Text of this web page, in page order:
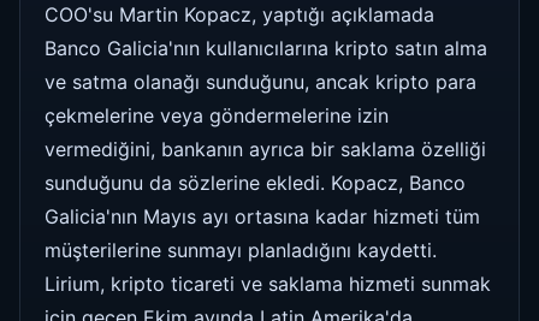
COO'su Martin Kopacz, yaptığı açıklamada
Banco Galicia'nın kullanıcılarına kripto satın alma
ve satma olanağı sunduğunu, ancak kripto para
çekmelerine veya göndermelerine izin
vermediğini, bankanın ayrıca bir saklama özelliği
sunduğunu da sözlerine ekledi. Kopacz, Banco
Galicia'nın Mayıs ayı ortasına kadar hizmeti tüm
müşterilerine sunmayı planladığını kaydetti.
Lirium, kripto ticareti ve saklama hizmeti sunmak